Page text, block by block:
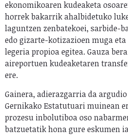
ekonomikoaren kudeaketa
horrek bakarrik ahalbidetuko
laguntzen zenbatekoei, sarbide-
edo gizarte-kotizazioen muga
legeria propioa egitea. Gauza
aireportuen kudeaketaren
ere.
Gainera, adierazgarria da
Gernikako Estatutuari muinean
prozesu inbolutiboa oso
batzuetatik hona gure eskumen